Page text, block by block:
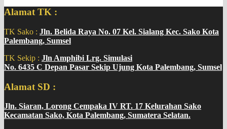
Alamat TK :
TK Sako : Jln. Belida Raya No. 07 Kel. Sialang Kec. Sako Kota
Palembang, Sumsel
TK Sekip : Jln Amphibi Lrg. Simulasi
No. 6435 C Depan Pasar Sekip Ujung Kota Palembang, Sumsel
Alamat SD :
Jln. Siaran, Lorong Cempaka IV RT. 17 Kelurahan Sako
Kecamatan Sako, Kota Palembang, Sumatera Selatan.